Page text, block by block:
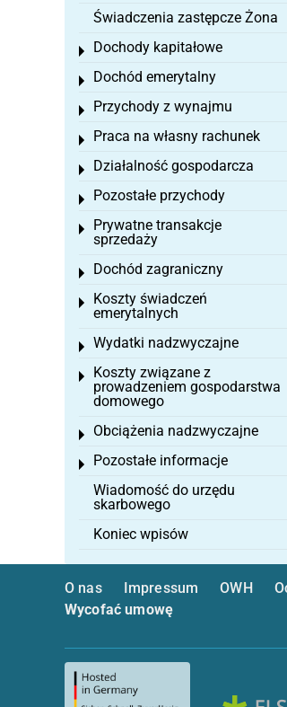
Świadczenia zastępcze Żona
Dochody kapitałowe
Toggle menu
Dochód emerytalny
Toggle menu
Przychody z wynajmu
Toggle menu
Praca na własny rachunek
Toggle menu
Działalność gospodarcza
Toggle menu
Pozostałe przychody
Toggle menu
Prywatne transakcje
sprzedaży
Toggle menu
Dochód zagraniczny
Toggle menu
Koszty świadczeń
emerytalnych
Toggle menu
Wydatki nadzwyczajne
Toggle menu
Koszty związane z
prowadzeniem gospodarstwa
domowego
Toggle menu
Obciążenia nadzwyczajne
Toggle menu
Pozostałe informacje
Toggle menu
Wiadomość do urzędu
skarbowego
Koniec wpisów
O nas Impressum OWH
Wycofać umowę